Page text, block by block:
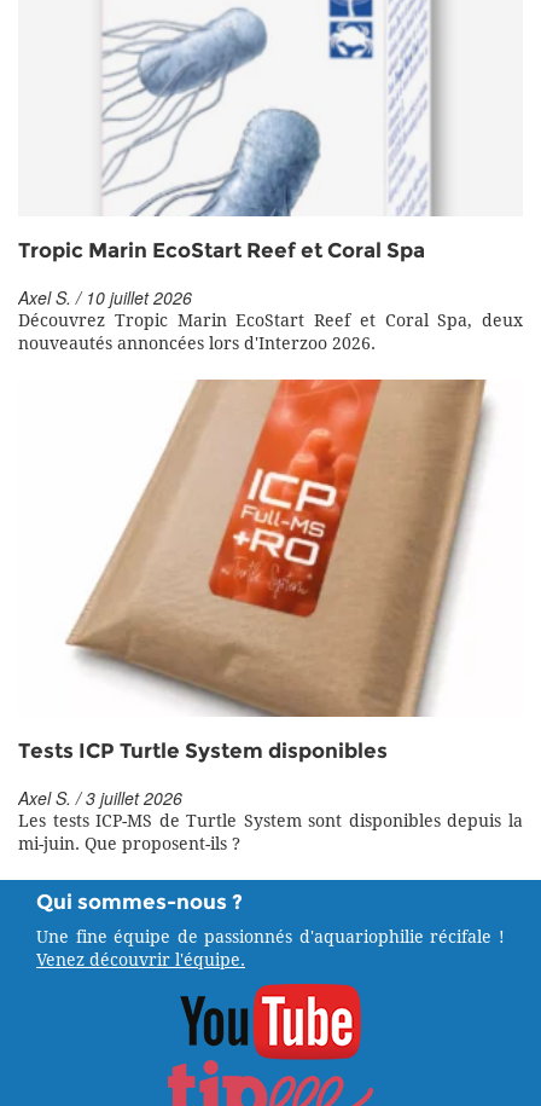
Tropic Marin EcoStart Reef et Coral Spa
Axel S. / 10 juillet 2026
Découvrez Tropic Marin EcoStart Reef et Coral Spa, deux
nouveautés annoncées lors d'Interzoo 2026.
Tests ICP Turtle System disponibles
Axel S. / 3 juillet 2026
Les tests ICP-MS de Turtle System sont disponibles depuis la
mi-juin. Que proposent-ils ?
Qui sommes-nous ?
Une fine équipe de passionnés d'aquariophilie récifale !
Venez découvrir l'équipe.